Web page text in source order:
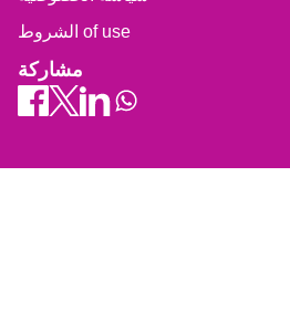
الشروط of use
مشاركة